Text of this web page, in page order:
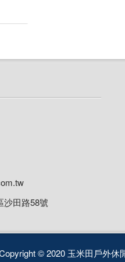
沙田路58號
© 2020 玉米田戶外休